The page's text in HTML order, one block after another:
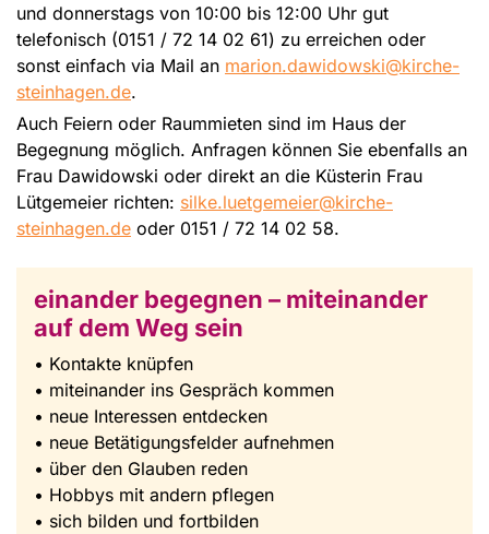
und donnerstags von 10:00 bis 12:00 Uhr gut
telefonisch (0151 / 72 14 02 61) zu erreichen oder
sonst einfach via Mail an marion.dawidowski@kirche-
steinhagen.de.
Auch Feiern oder Raummieten sind im Haus der
Begegnung möglich. Anfragen können Sie ebenfalls an
Frau Dawidowski oder direkt an die Küsterin Frau
Lütgemeier richten: silke.luetgemeier@kirche-
steinhagen.de oder 0151 / 72 14 02 58.
einander begegnen – miteinander
auf dem Weg sein
• Kontakte knüpfen
• miteinander ins Gespräch kommen
• neue Interessen entdecken
• neue Betätigungsfelder aufnehmen
• über den Glauben reden
• Hobbys mit andern pflegen
• sich bilden und fortbilden